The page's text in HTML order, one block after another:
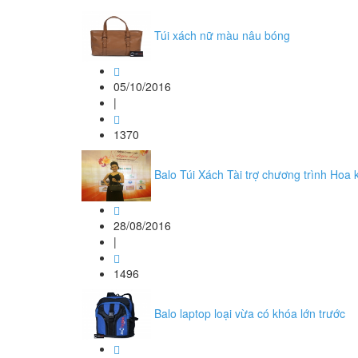
Túi xách nữ màu nâu bóng
05/10/2016
|
1370
Balo Túi Xách Tài trợ chương trình Hoa
28/08/2016
|
1496
Balo laptop loại vừa có khóa lớn trước